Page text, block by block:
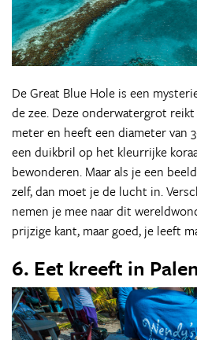
De Great Blue Hole is een
de zee. Deze onderwatergrot
meter en heeft een diameter van
een duikbril op het kleurrijke
bewonderen. Maar als je een
zelf, dan moet je de lucht in.
nemen je mee naar dit
prijzige kant, maar goed, je leeft
6. Eet kreeft in